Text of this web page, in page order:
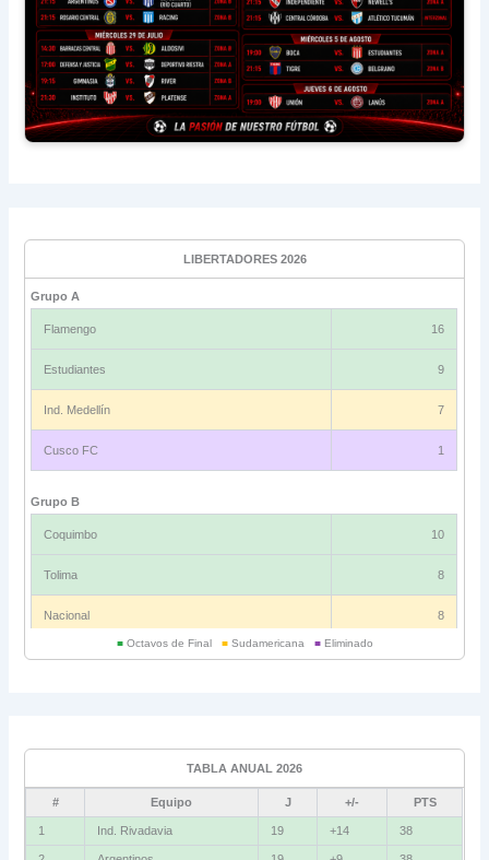
LIBERTADORES 2026
Grupo A
Flamengo 16
Estudiantes 9
Ind. Medellín 7
Cusco FC 1
Grupo B
Coquimbo 10
Tolima 8
Nacional 8
Bolívar 5
■Octavos de Final ■Sudamericana ■Eliminado
TABLA ANUAL 2026
# Equipo J +/- PTS
1 Ind. Rivadavia 19 +14 38